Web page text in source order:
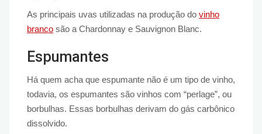
As principais uvas utilizadas na produção do vinho
branco são a Chardonnay e Sauvignon Blanc.
Espumantes
Há quem acha que espumante não é um tipo de vinho,
todavia, os espumantes são vinhos com “perlage”, ou
borbulhas. Essas borbulhas derivam do gás carbônico
dissolvido.